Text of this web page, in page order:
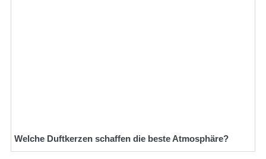
Welche Duftkerzen schaffen die beste Atmosphäre?